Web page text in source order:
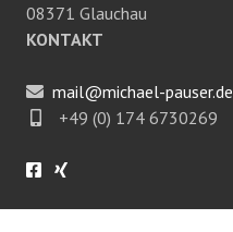
08371 Glauchau
KONTAKT
mail@michael-pauser.de
+49 (0) 174 6730269